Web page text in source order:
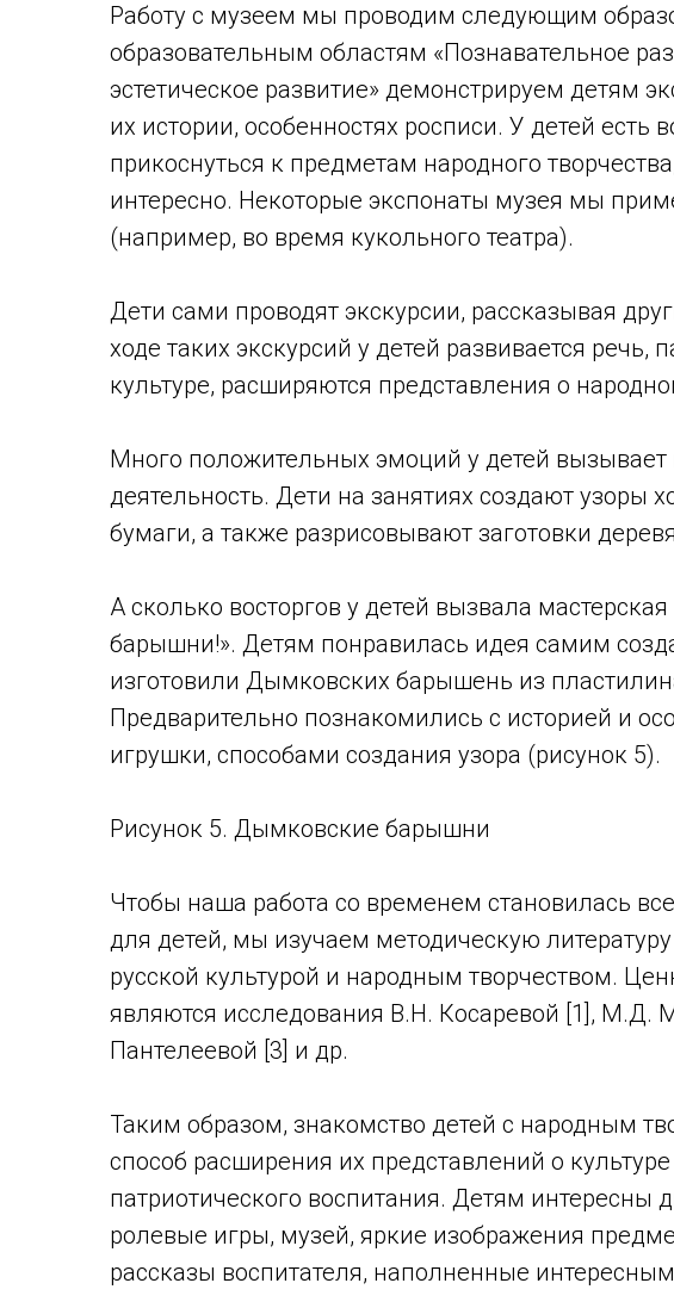
Работу с музеем мы проводим следующим
образовательным областям «Познавательное
эстетическое развитие» демонстрируем детям
их истории, особенностях росписи. У детей
прикоснуться к предметам народного
интересно. Некоторые экспонаты музея мы
(например, во время кукольного театра).
Дети сами проводят экскурсии, рассказывая
ходе таких экскурсий у детей развивается речь,
культуре, расширяются представления о
Много положительных эмоций у детей вызывает
деятельность. Дети на занятиях создают узоры
бумаги, а также разрисовывают заготовки
А сколько восторгов у детей вызвала
барышни!». Детям понравилась идея самим
изготовили Дымковских барышень из
Предварительно познакомились с историей и
игрушки, способами создания узора (рисунок 5).
Рисунок 5. Дымковские барышни
Чтобы наша работа со временем становилась
для детей, мы изучаем методическую
русской культурой и народным творчеством.
являются исследования В.Н. Косаревой [1], М.Д.
Пантелеевой [3] и др.
Таким образом, знакомство детей с народным
способ расширения их представлений о
патриотического воспитания. Детям интересны
ролевые игры, музей, яркие изображения
рассказы воспитателя, наполненные